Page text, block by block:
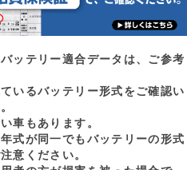
ッテリー適合データは、ご参考
いるバッテリー形式をご確認い
車もあります。
式が同一でもバッテリーの形式
意ください。